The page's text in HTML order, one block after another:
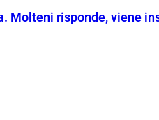
Molteni risponde, viene